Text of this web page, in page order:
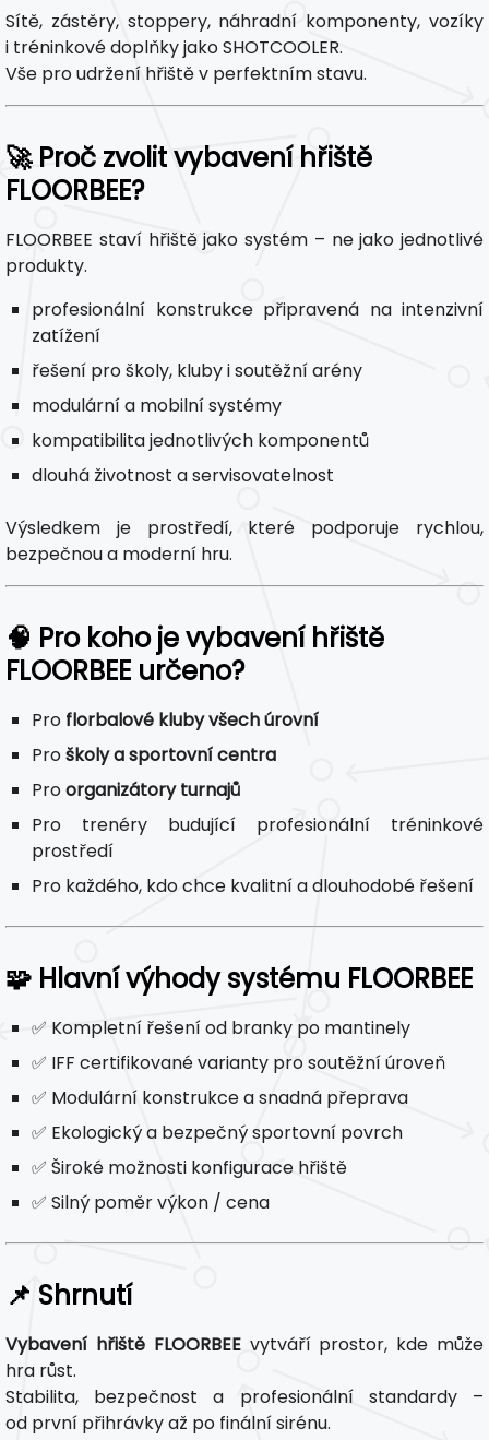
Sítě, zástěry, stoppery, náhradní komponenty, vozíky
i tréninkové doplňky jako SHOTCOOLER.
Vše pro udržení hřiště v perfektním stavu.
🚀 Proč zvolit vybavení hřiště
FLOORBEE?
FLOORBEE staví hřiště jako systém – ne jako jednotlivé
produkty.
profesionální konstrukce připravená na intenzivní
zatížení
řešení pro školy, kluby i soutěžní arény
modulární a mobilní systémy
kompatibilita jednotlivých komponentů
dlouhá životnost a servisovatelnost
Výsledkem je prostředí, které podporuje rychlou,
bezpečnou a moderní hru.
🧠 Pro koho je vybavení hřiště
FLOORBEE určeno?
Pro florbalové kluby všech úrovní
Proškoly a sportovní centra
Proorganizátory turnajů
Pro trenéry budující profesionální tréninkové
prostředí
Pro každého, kdo chce kvalitní a dlouhodobé řešení
🧩 Hlavní výhody systému FLOORBEE
✅ Kompletní řešení od branky po mantinely
✅ IFF certifikované varianty pro soutěžní úroveň
✅ Modulární konstrukce a snadná přeprava
✅ Ekologický a bezpečný sportovní povrch
✅ Široké možnosti konfigurace hřiště
✅ Silný poměr výkon / cena
📌 Shrnutí
Vybavení hřiště FLOORBEEvytváří prostor, kde může
hra růst.
Stabilita, bezpečnost a profesionální standardy –
od první přihrávky až po finální sirénu.